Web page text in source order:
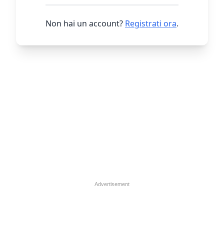
Non hai un account? Registrati ora.